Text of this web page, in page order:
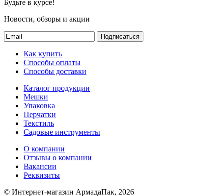
Будьте в курсе!
Новости, обзоры и акции
Подписаться
Как купить
Способы оплаты
Способы доставки
Каталог продукции
Мешки
Упаковка
Перчатки
Текстиль
Садовые инструменты
О компании
Отзывы о компании
Вакансии
Реквизиты
© Интернет-магазин АрмадаПак, 2026